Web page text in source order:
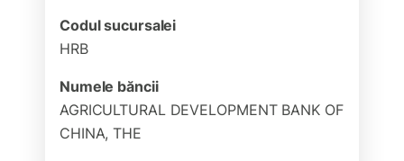
Codul sucursalei
HRB
Numele băncii
AGRICULTURAL DEVELOPMENT BANK OF
CHINA, THE